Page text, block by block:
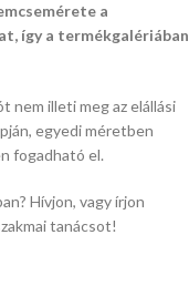
a
így a termékgalériában
nem illeti meg az elállási
egyedi méretben
fogadható el.
Hívjon, vagy írjon
tanácsot!